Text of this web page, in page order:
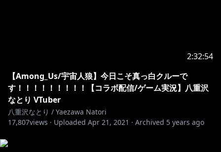
2:32:54
【Among_Us/宇宙人狼】今日こそ真っ白クルーで
す！！！！！！！！！【コラボ配信/ゲーム実況】八重沢
なとり VTuber
八重沢なとり / Yaezawa Natori
17,807views · Uploaded Apr 21, 2021 · Archived 5 years ago